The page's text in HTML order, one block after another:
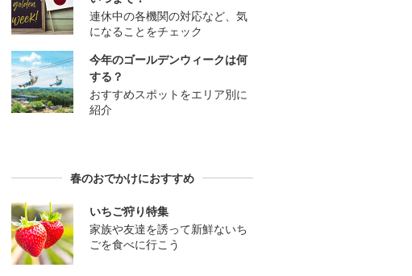
連休中の各機関の対応など、気
になることをチェック
今年のゴールデンウィークは何
する？
おすすめスポットをエリア別に
紹介
春のおでかけにおすすめ
いちご狩り特集
家族や友達を誘って新鮮ないち
ごを食べに行こう